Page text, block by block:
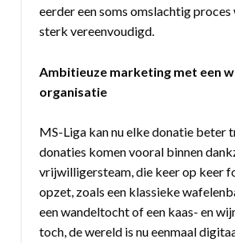
eerder een soms omslachtig proces
sterk vereenvoudigd.
Ambitieuze marketing met een
organisatie
MS-Liga kan nu elke donatie beter
donaties komen vooral binnen
vrijwilligersteam, die keer op keer
opzet, zoals een klassieke
een wandeltocht of een kaas- en
toch, de wereld is nu eenmaal